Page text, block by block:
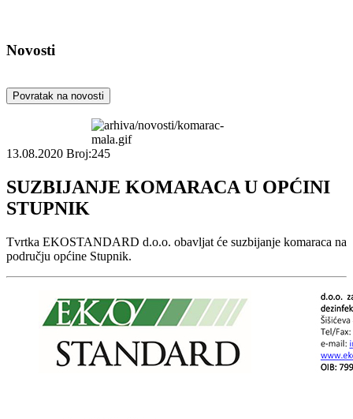
Novosti
Povratak na novosti
13.08.2020 Broj:245
SUZBIJANJE KOMARACA U OPĆINI
STUPNIK
Tvrtka EKOSTANDARD d.o.o. obavljat će suzbijanje komaraca na
području općine Stupnik.